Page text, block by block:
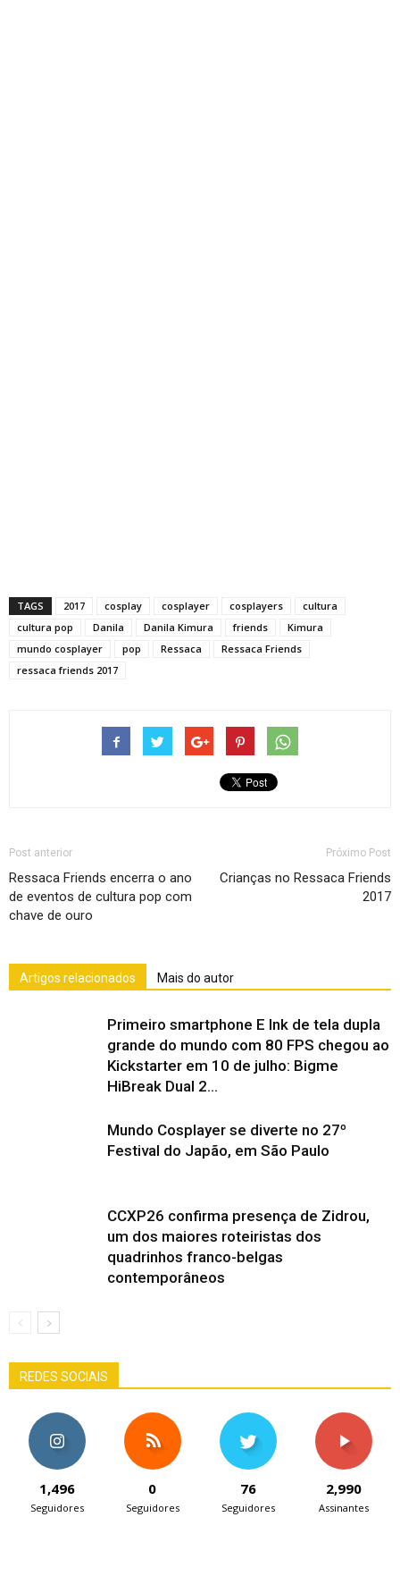
TAGS 2017 cosplay cosplayer cosplayers
cultura
cultura pop
Danila Danila Kimura friends
Kimura
mundo cosplayer
pop Ressaca
Ressaca Friends
ressaca friends 2017
Post anterior
Ressaca Friends encerra o ano
de eventos de cultura pop com
chave de ouro
Próximo Post
Crianças no Ressaca Friends
2017
Artigos relacionados Mais do autor
Primeiro smartphone E Ink de tela dupla
grande do mundo com 80 FPS chegou ao
Kickstarter em 10 de julho: Bigme
HiBreak Dual 2...
Mundo Cosplayer se diverte no 27º
Festival do Japão, em São Paulo
CCXP26 confirma presença de Zidrou,
um dos maiores roteiristas dos
quadrinhos franco-belgas
contemporâneos
REDES SOCIAIS
1,496
Seguidores
0
Seguidores
76
Seguidores
2,990
Assinantes